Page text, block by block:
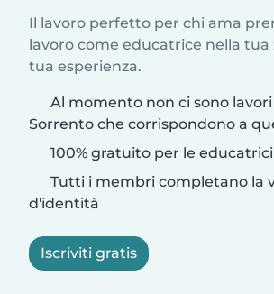
Il lavoro perfetto per chi ama
lavoro come educatrice nella
tua esperienza.
Al momento non ci sono
Sorrento che corrispondono a
100% gratuito per le educatrici
Tutti i membri completano la
d'identità
Iscriviti gratis